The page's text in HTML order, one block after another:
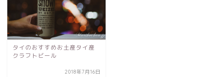
タイのおすすめお土産タイ産
クラフトビール
2018年7月16日